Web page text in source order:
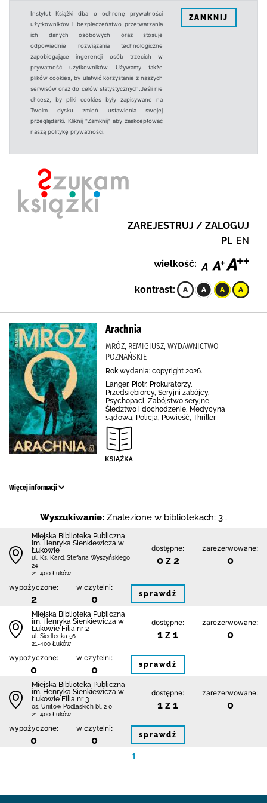
Instytut Książki dba o ochronę prywatności
użytkowników i bezpieczeństwo przetwarzania
ich danych osobowych oraz stosuje
odpowiednie rozwiązania technologiczne
zapobiegające ingerencji osób trzecich w
prywatność użytkowników. Używamy także
plików cookies, by ułatwić korzystanie z naszych
serwisów oraz do celów statystycznych.Jeśli nie
chcesz, by pliki cookies były zapisywane na
Twoim dysku zmień ustawienia swojej
przeglądarki. Kliknij "Zamknij" aby zaakceptować
naszą politykę prywatności.
ZAMKNIJ
ZAREJESTRUJ / ZALOGUJ
PL EN
wielkość:
kontrast:
Arachnia
MRÓZ, REMIGIUSZ, WYDAWNICTWO
POZNAŃSKIE
Rok wydania: copyright 2026.
Langer, Piotr, Prokuratorzy,
Przedsiębiorcy, Seryjni zabójcy,
Psychopaci, Zabójstwo seryjne,
Śledztwo i dochodzenie, Medycyna
sądowa, Policja, Powieść, Thriller
Więcej informacji
Wyszukiwanie: Znalezione w bibliotekach: 3 .
Miejska Biblioteka Publiczna
im. Henryka Sienkiewicza w
Łukowie
ul. Ks. Kard. Stefana Wyszyńskiego
24
21-400 Łuków
dostępne:
0 z 2
zarezerwowane:
0
wypożyczone:
2
w czytelni:
0 sprawdź
Miejska Biblioteka Publiczna
im. Henryka Sienkiewicza w
Łukowie Filia nr 2
ul. Siedlecka 56
21-400 Łuków
dostępne:
1 z 1
zarezerwowane:
0
wypożyczone:
0
w czytelni:
0 sprawdź
Miejska Biblioteka Publiczna
im. Henryka Sienkiewicza w
Łukowie Filia nr 3
os. Unitów Podlaskich bl. 2 0
21-400 Łuków
dostępne:
1 z 1
zarezerwowane:
0
wypożyczone:
0
w czytelni:
0 sprawdź
1